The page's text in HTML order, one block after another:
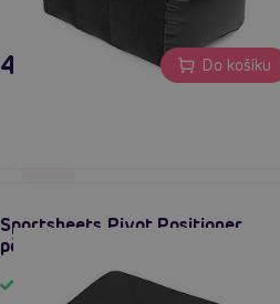
495 Kč Do košíku
Sportsheets Pivot Positioner,
pěnová podložka na sex
Skladem